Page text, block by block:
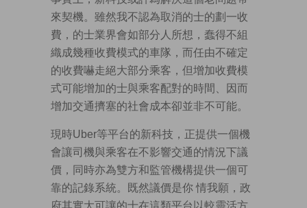
來契機。雖然我不認為取消的士的劃一收
費，的士業界會如部分人所想，蠢得不組
織成幾種收費模式的車隊，而任由不確定
的收費嚇走絕大部分乘客，但增加收費模
式可能增加的士與乘客配對的時間、因而
增加交通擠塞的社會成本卻並非不可能。
現時Uber等平台的新科技，正提供一個機
會讓司機與乘客在不影響交通的情況下議
價，同時亦為雙方和監管機構提供一個可
靠的記錄系統。既然議價是你 情我願，政
府其實大可讓的士在這類平台以較靈活方